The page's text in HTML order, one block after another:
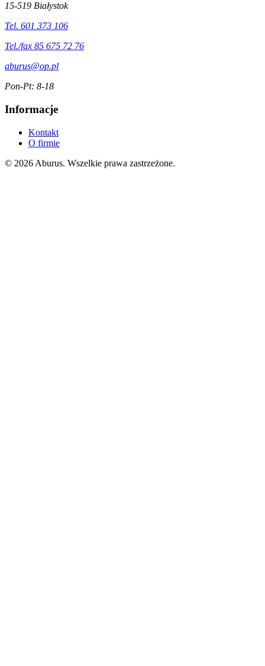
15-519 Białystok
Tel. 601 373 106
Tel./fax 85 675 72 76
aburus@op.pl
Pon-Pt: 8-18
Informacje
Kontakt
O firmie
© 2026 Aburus. Wszelkie prawa zastrzeżone.